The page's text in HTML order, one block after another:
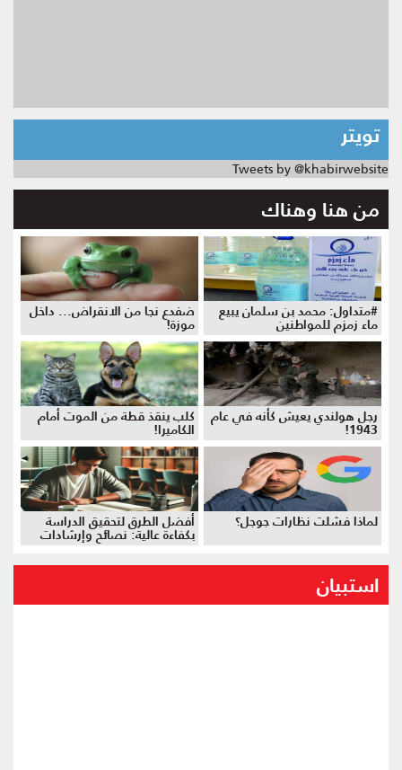
تويتر
Tweets by @khabirwebsite
من هنا وهناك
#متداول: محمد بن سلمان يبيع
ماء زمزم للمواطنين
ضفدع نجا من الانقراض... داخل
موزة!
رجل هولندي يعيش كأنه في عام
1943!
كلب ينقذ قطة من الموت أمام
الكاميرا!
لماذا فشلت نظارات جوجل؟ أفضل الطرق لتحقيق الدراسة
بكفاءة عالية: نصائح وإرشادات
استبيان